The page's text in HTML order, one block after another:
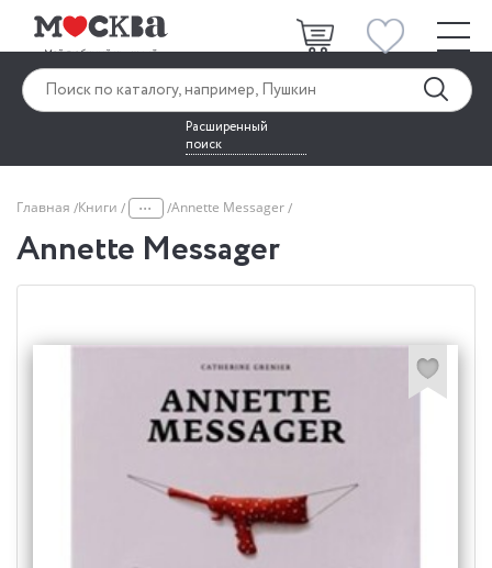
Расширенный
поиск
Главная Книги ... Annette Messager
Annette Messager